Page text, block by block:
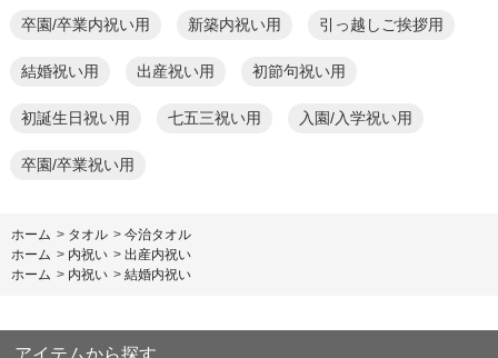
卒園/卒業内祝い用 新築内祝い用 引っ越しご挨拶用
結婚祝い用 出産祝い用 初節句祝い用
初誕生日祝い用 七五三祝い用 入園/入学祝い用
卒園/卒業祝い用
ホーム > タオル > 今治タオル
ホーム > 内祝い > 出産内祝い
ホーム > 内祝い > 結婚内祝い